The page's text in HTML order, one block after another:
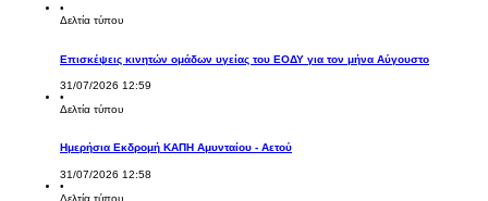
•
Δελτία τύπου
Επισκέψεις κινητών ομάδων υγείας του ΕΟΔΥ για τον μήνα Αύγουστο
31/07/2026 12:59
•
Δελτία τύπου
Ημερήσια Εκδρομή ΚΑΠΗ Αμυνταίου - Αετού
31/07/2026 12:58
•
Δελτία τύπου